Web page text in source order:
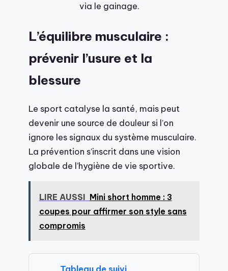
via le gainage.
L’équilibre musculaire :
prévenir l’usure et la
blessure
Le sport catalyse la santé, mais peut
devenir une source de douleur si l’on
ignore les signaux du système musculaire.
La prévention s’inscrit dans une vision
globale de l’hygiène de vie sportive.
LIRE AUSSI Mini short homme : 3
coupes pour affirmer son style sans
compromis
Tableau de suivi